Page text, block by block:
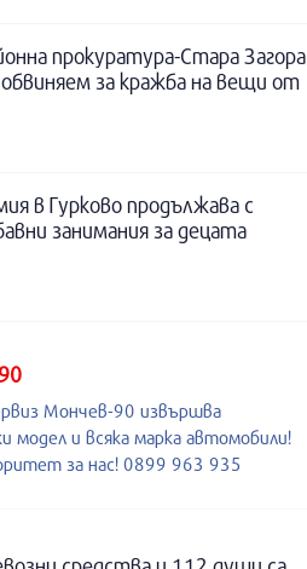
прокуратура-Стара Загора
за кражба на вещи от
в Гурково продължава с
занимания за децата
Мончев-90 извършва
модел и всяка марка автомобили!
за нас! 0899 963 935